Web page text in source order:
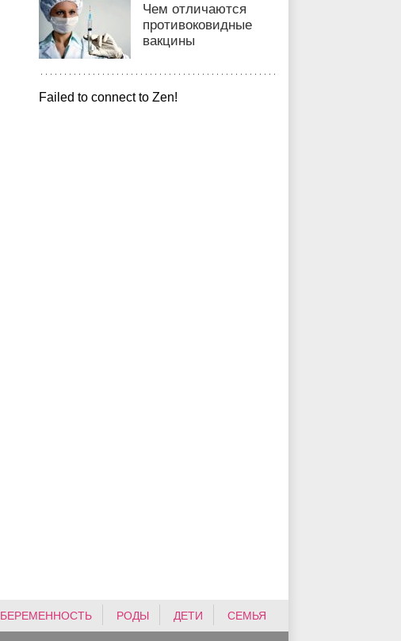
Чем отличаются
противоковидные
вакцины
Failed to connect to Zen!
БЕРЕМЕННОСТЬ РОДЫ ДЕТИ СЕМЬЯ